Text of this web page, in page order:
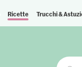
Ricette Trucchi &